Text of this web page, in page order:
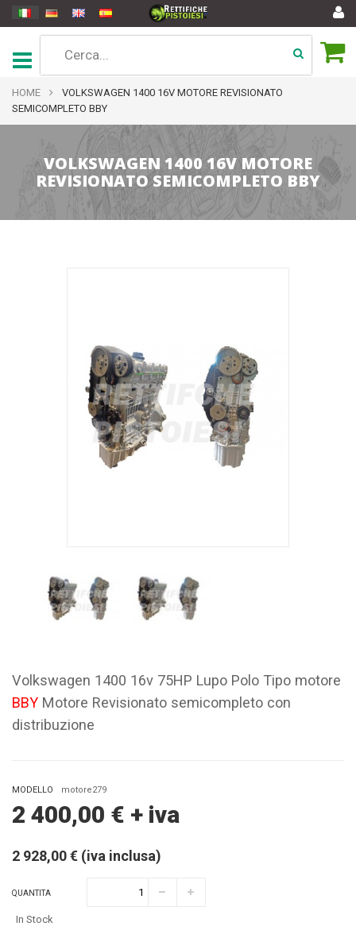
HOME
VOLKSWAGEN 1400 16V MOTORE REVISIONATO
SEMICOMPLETO BBY
VOLKSWAGEN 1400 16V MOTORE
REVISIONATO SEMICOMPLETO BBY
Volkswagen 1400 16v 75HP Lupo Polo Tipo motore
BBY Motore Revisionato semicompleto con
distribuzione
MODELLO motore279
2 400,00 € + iva
2 928,00 € (iva inclusa)
QUANTITA
In Stock